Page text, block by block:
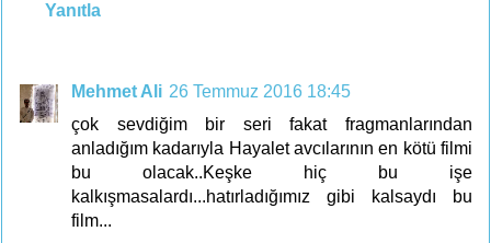
Yanıtla
Mehmet Ali 26 Temmuz 2016 18:45
çok sevdiğim bir seri fakat fragmanlarından
anladığım kadarıyla Hayalet avcılarının en kötü filmi
bu olacak..Keşke hiç bu işe
kalkışmasalardı...hatırladığımız gibi kalsaydı bu
film...